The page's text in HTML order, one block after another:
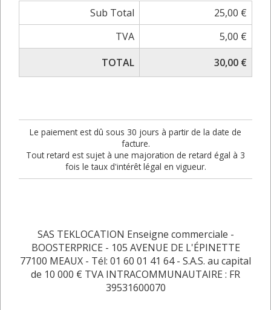
Sub Total
25,00 €
TVA
5,00 €
TOTAL
30,00 €
Le paiement est dû sous 30 jours à partir de la date de
facture.
Tout retard est sujet à une majoration de retard égal à 3
fois le taux d'intérêt légal en vigueur.
SAS TEKLOCATION Enseigne commerciale -
BOOSTERPRICE - 105 AVENUE DE L'ÉPINETTE
77100 MEAUX - Tél: 01 60 01 41 64 - S.A.S. au capital
de 10 000 € TVA INTRACOMMUNAUTAIRE : FR
39531600070